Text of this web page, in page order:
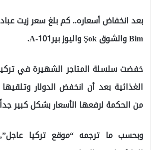
بعد انخفاض أسعاره.. كم بلغ سعر زيت
Bim والشوق Şok واليوز بيرA-101.
خفضت سلسلة المتاجر الشهيرة في
الغذائية بعد أن انخفض الدولار
من الحكمة لرفعها الأسعار بشكل كبير
وبحسب ما ترجمه “موقع تركيا